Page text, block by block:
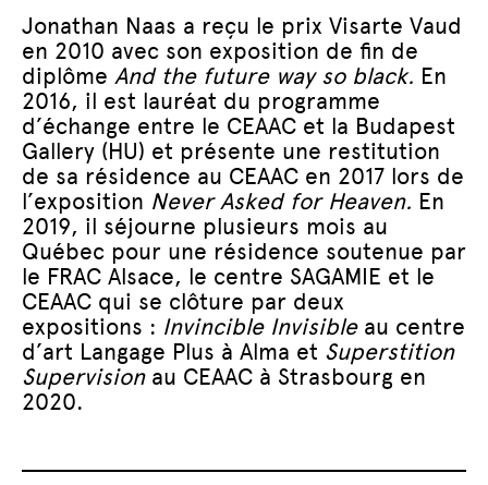
Jonathan Naas a reçu le prix Visarte Vaud
en 2010 avec son exposition de fin de
diplôme And the future way so black. En
2016, il est lauréat du programme
d’échange entre le CEAAC et la Budapest
Gallery (HU) et présente une restitution
de sa résidence au CEAAC en 2017 lors de
l’exposition Never Asked for Heaven. En
2019, il séjourne plusieurs mois au
Québec pour une résidence soutenue par
le FRAC Alsace, le centre SAGAMIE et le
CEAAC qui se clôture par deux
expositions : Invincible Invisible au centre
d’art Langage Plus à Alma et Superstition
Supervision au CEAAC à Strasbourg en
2020.